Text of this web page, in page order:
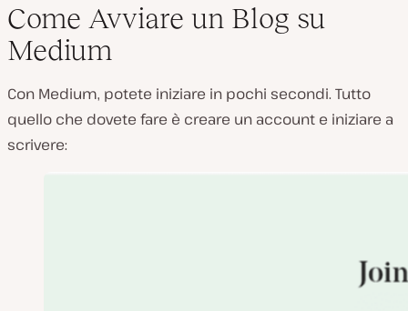
Come Avviare un Blog su
Medium
Con Medium, potete iniziare in pochi secondi. Tutto
quello che dovete fare è creare un account e iniziare a
scrivere: